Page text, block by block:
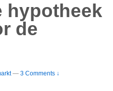
hypotheek
de
— 3 Comments ↓